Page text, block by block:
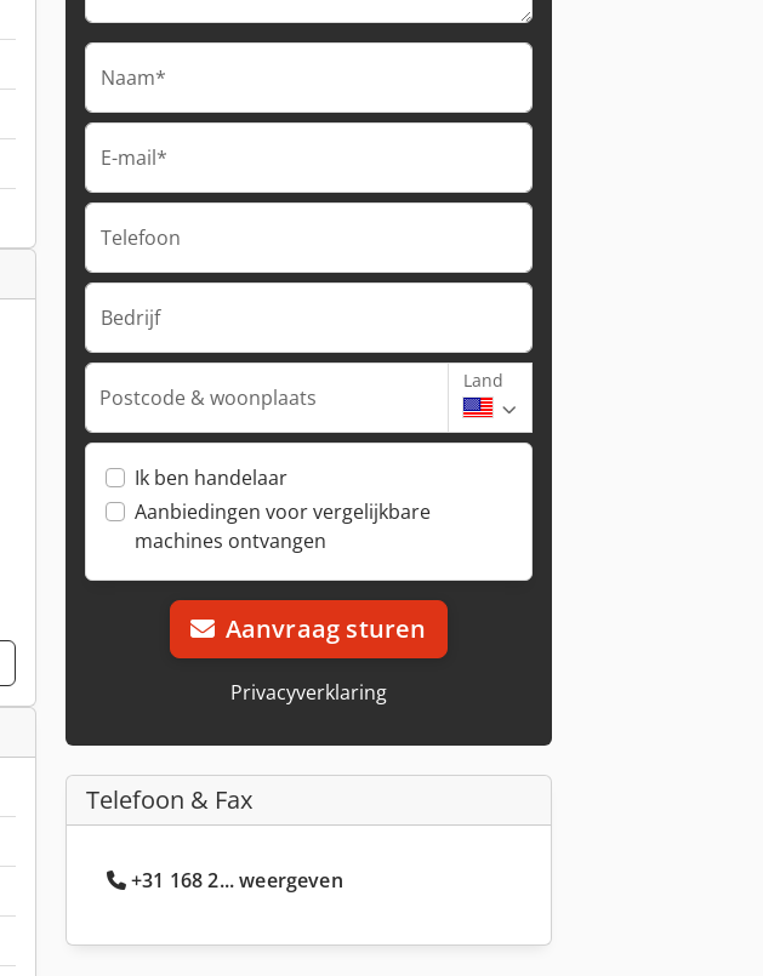
Naam*
E-mail*
Telefoon
Bedrijf
Postcode & woonplaats
Land
Ik ben handelaar
Aanbiedingen voor vergelijkbare
machines ontvangen
Aanvraag sturen
Privacyverklaring
Telefoon & Fax
+31 168 2... weergeven